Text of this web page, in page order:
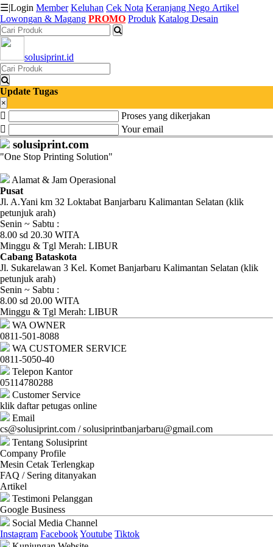
Katalog
Produk
Petugas
Riwayat
Transaksi
Tagihan
Berjalan
Pembayaran
Pendapatan
Fee
Ganti
Password
Logout
☰|Login Member Keluhan Cek Nota Keranjang Nego Artikel
Lowongan & Magang PROMO Produk Katalog Desain
solusiprint.id
Update Tugas
×
Proses yang dikerjakan
Your email
solusiprint.com
"One Stop Printing Solution"
Alamat & Jam Operasional
Pusat
Jl. A.Yani km 32 Loktabat Banjarbaru Kalimantan Selatan (klik
petunjuk arah)
Senin ~ Sabtu :
8.00 sd 20.30 WITA
Minggu & Tgl Merah: LIBUR
Cabang Bataskota
Jl. Sukarelawan 3 Kel. Komet Banjarbaru Kalimantan Selatan (klik
petunjuk arah)
Senin ~ Sabtu :
8.00 sd 20.00 WITA
Minggu & Tgl Merah: LIBUR
WA OWNER
0811-501-8088
WA CUSTOMER SERVICE
0811-5050-40
Telepon Kantor
05114780288
Customer Service
klik daftar petugas online
Email
cs@solusiprint.com / solusiprintbanjarbaru@gmail.com
Tentang Solusiprint
Company Profile
Mesin Cetak Terlengkap
FAQ / Sering ditanyakan
Artikel
Testimoni Pelanggan
Google Business
Social Media Channel
Instagram FacebookYoutube Tiktok